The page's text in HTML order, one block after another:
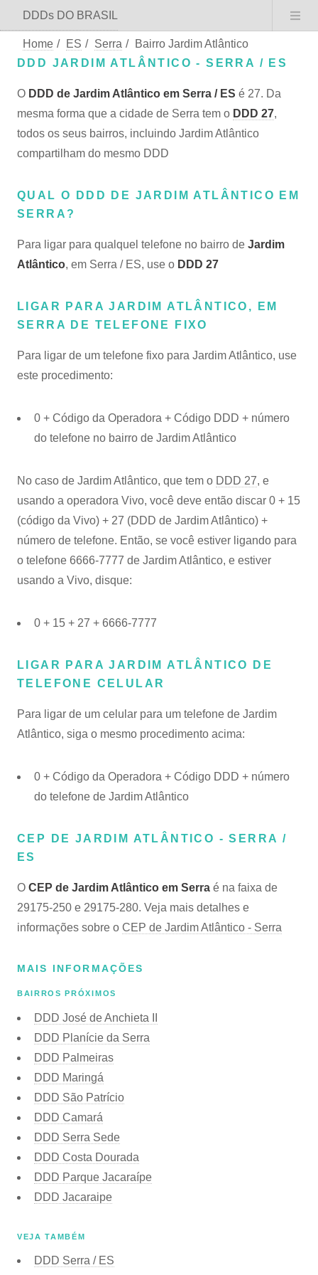
DDDs DO BRASIL
Home / ES / Serra /
Bairro Jardim Atlântico
DDD JARDIM ATLÂNTICO - SERRA / ES
O DDD de Jardim Atlântico em Serra / ES é 27. Da
mesma forma que a cidade de Serra tem o DDD 27,
todos os seus bairros, incluindo Jardim Atlântico
compartilham do mesmo DDD
QUAL O DDD DE JARDIM ATLÂNTICO EM
SERRA?
Para ligar para qualquel telefone no bairro de Jardim
Atlântico, em Serra / ES, use o DDD 27
LIGAR PARA JARDIM ATLÂNTICO, EM
SERRA DE TELEFONE FIXO
Para ligar de um telefone fixo para Jardim Atlântico, use
este procedimento:
0 + Código da Operadora + Código DDD + número
do telefone no bairro de Jardim Atlântico
No caso de Jardim Atlântico, que tem o DDD 27, e
usando a operadora Vivo, você deve então discar 0 + 15
(código da Vivo) + 27 (DDD de Jardim Atlântico) +
número de telefone. Então, se você estiver ligando para
o telefone 6666-7777 de Jardim Atlântico, e estiver
usando a Vivo, disque:
0 + 15 + 27 + 6666-7777
LIGAR PARA JARDIM ATLÂNTICO DE
TELEFONE CELULAR
Para ligar de um celular para um telefone de Jardim
Atlântico, siga o mesmo procedimento acima:
0 + Código da Operadora + Código DDD + número
do telefone de Jardim Atlântico
CEP DE JARDIM ATLÂNTICO - SERRA /
ES
O CEP de Jardim Atlântico em Serra é na faixa de
29175-250 e 29175-280. Veja mais detalhes e
informações sobre o CEP de Jardim Atlântico - Serra
MAIS INFORMAÇÕES
BAIRROS PRÓXIMOS
DDD José de Anchieta II
DDD Planície da Serra
DDD Palmeiras
DDD Maringá
DDD São Patrício
DDD Camará
DDD Serra Sede
DDD Costa Dourada
DDD Parque Jacaraípe
DDD Jacaraipe
VEJA TAMBÉM
DDD Serra / ES